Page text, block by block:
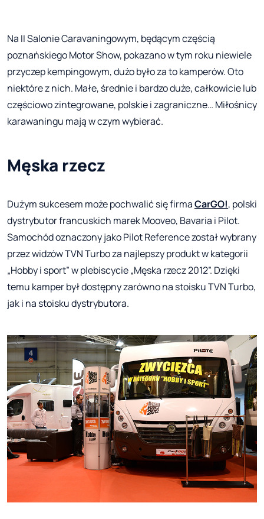
Na II Salonie Caravaningowym, będącym częścią
poznańskiego Motor Show, pokazano w tym roku niewiele
przyczep kempingowym, dużo było za to kamperów. Oto
niektóre z nich. Małe, średnie i bardzo duże, całkowicie lub
częściowo zintegrowane, polskie i zagraniczne… Miłośnicy
karawaningu mają w czym wybierać.
Męska rzecz
Dużym sukcesem może pochwalić się firmaCarGO!, polski
dystrybutor francuskich marek Mooveo, Bavaria i Pilot.
Samochód oznaczony jako Pilot Reference został wybrany
przez widzów TVN Turbo za najlepszy produkt w kategorii
„Hobby i sport” w plebiscycie „Męska rzecz 2012”. Dzięki
temu kamper był dostępny zarówno na stoisku TVN Turbo,
jak i na stoisku dystrybutora.